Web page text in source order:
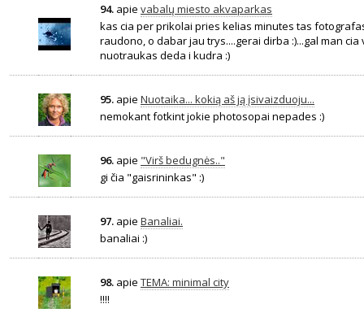
94. apie vabalų miesto akvaparkas
kas cia per prikolai pries kelias minutes tas
raudono, o dabar jau trys....gerai dirba :)...gal man
nuotraukas deda i kudra :)
95. apie Nuotaika... kokią aš ją įsivaizduoju...
nemokant fotkint jokie photosopai nepades :)
96. apie "Virš bedugnės.."
gi čia "gaisrininkas" :)
97. apie Banaliai.
banaliai :)
98. apie TEMA: minimal city
!!!!